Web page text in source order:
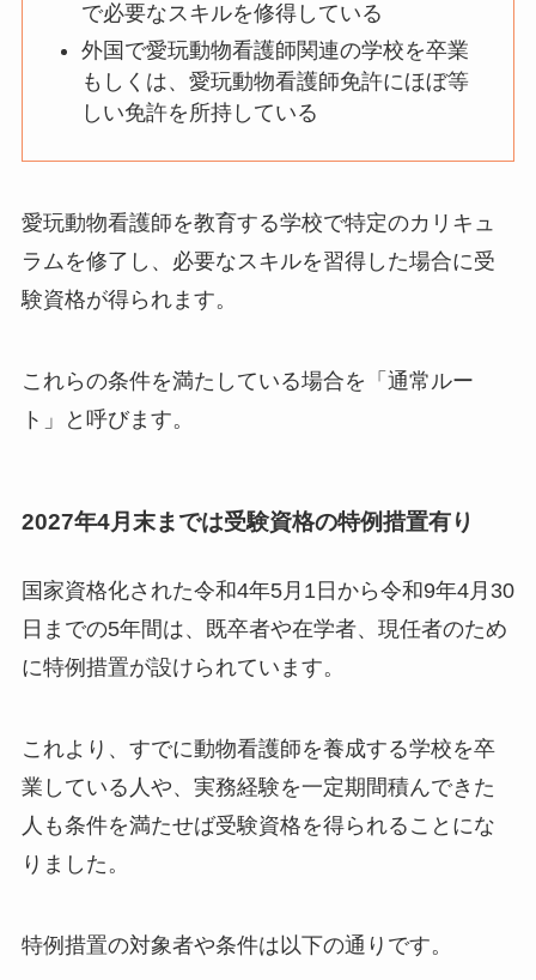
で必要なスキルを修得している
外国で愛玩動物看護師関連の学校を卒業
もしくは、愛玩動物看護師免許にほぼ等
しい免許を所持している
愛玩動物看護師を教育する学校で特定のカリキュ
ラムを修了し、必要なスキルを習得した場合に受
験資格が得られます。
これらの条件を満たしている場合を「通常ルー
ト」と呼びます。
2027年4月末までは受験資格の特例措置有り
国家資格化された令和4年5月1日から令和9年4月30
日までの5年間は、既卒者や在学者、現任者のため
に特例措置が設けられています。
これより、すでに動物看護師を養成する学校を卒
業している人や、実務経験を一定期間積んできた
人も条件を満たせば受験資格を得られることにな
りました。
特例措置の対象者や条件は以下の通りです。